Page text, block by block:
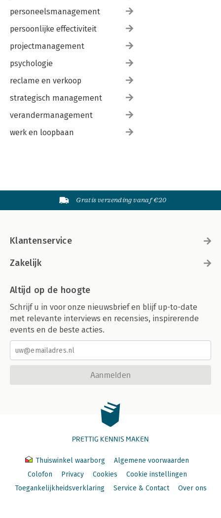
personeelsmanagement
persoonlijke effectiviteit
projectmanagement
psychologie
reclame en verkoop
strategisch management
verandermanagement
werk en loopbaan
Gratis verzending vanaf €20
Klantenservice
Zakelijk
Altijd op de hoogte
Schrijf u in voor onze nieuwsbrief en blijf up-to-date
met relevante interviews en recensies, inspirerende
events en de beste acties.
Aanmelden
PRETTIG KENNIS MAKEN
Thuiswinkel waarborg
Algemene voorwaarden
Colofon
Privacy Cookies
Cookie instellingen
Toegankelijkheidsverklaring
Service & Contact Over ons